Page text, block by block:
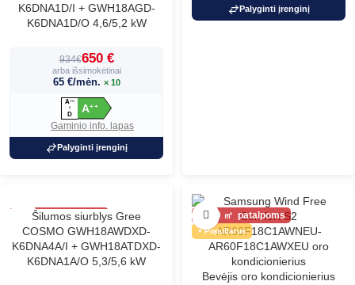
K6DNA1D/I + GWH18AGD-
K6DNA1D/O 4,6/5,2 kW
934€650 €
arba išsimokėtinai
65 €/mėn. × 10
A+++
↑
D
A++
Gaminio info. lapas
Palyginti įrenginį
Palyginti įrenginį
60
Naujiena
Šilumos siurblys Gree
COSMO GWH18AWDXD-
K6DNA4A/I + GWH18ATDXD-
K6DNA1A/O 5,3/5,6 kW
60
Populiarus
Bevėjis oro kondicionierius